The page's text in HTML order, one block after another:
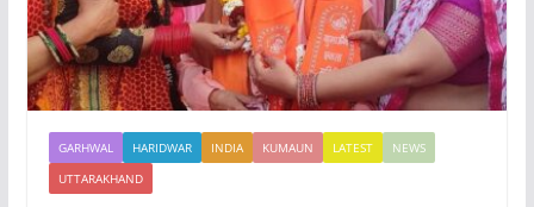
GARHWAL HARIDWAR INDIA KUMAUN LATEST
NEWS
UTTARAKHAND